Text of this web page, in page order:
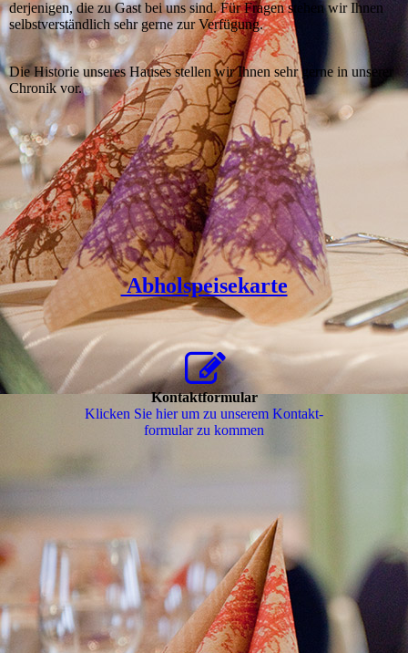
derjenigen, die zu Gast bei uns sind. Für Fragen stehen wir Ihnen
selbstverständlich sehr gerne zur Verfügung.
Die Historie unseres Hauses stellen wir Ihnen sehr gerne in unserer
Chronik vor.
Abholspeisekarte
Kontaktformular
Klicken Sie hier um zu unserem Kon­takt­
for­mu­lar zu kommen